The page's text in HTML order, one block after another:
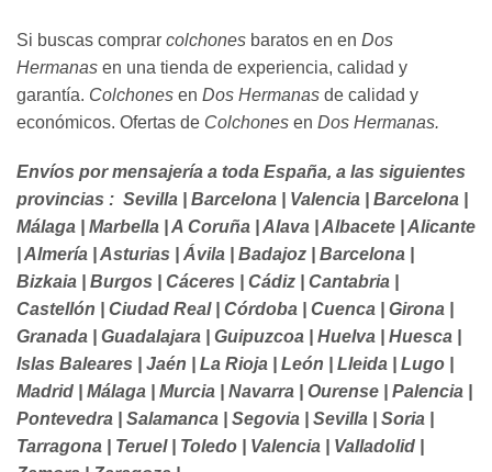
Si buscas comprar colchones baratos en en Dos
Hermanas en una tienda de experiencia, calidad y
garantía. Colchones en Dos Hermanas de calidad y
económicos. Ofertas de Colchones en Dos Hermanas.
Envíos por mensajería a toda España, a las siguientes
provincias : Sevilla | Barcelona | Valencia | Barcelona |
Málaga | Marbella | A Coruña | Alava | Albacete | Alicante
| Almería | Asturias | Ávila | Badajoz | Barcelona |
Bizkaia | Burgos | Cáceres | Cádiz | Cantabria |
Castellón | Ciudad Real | Córdoba | Cuenca | Girona |
Granada | Guadalajara | Guipuzcoa | Huelva | Huesca |
Islas Baleares | Jaén | La Rioja | León | Lleida | Lugo |
Madrid | Málaga | Murcia | Navarra | Ourense | Palencia |
Pontevedra | Salamanca | Segovia | Sevilla | Soria |
Tarragona | Teruel | Toledo | Valencia | Valladolid |